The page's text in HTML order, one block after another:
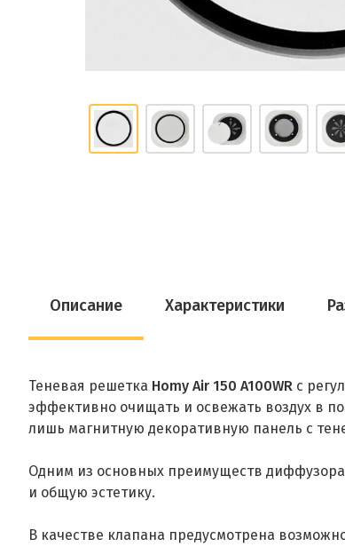
Описание Характеристики
Теневая решетка Homy Air 150 A100WR с
эффективно очищать и освежать воздух в
лишь магнитную декоративную панель с
Одним из основных преимуществ диффузора
и общую эстетику.
В качестве клапана предусмотрена